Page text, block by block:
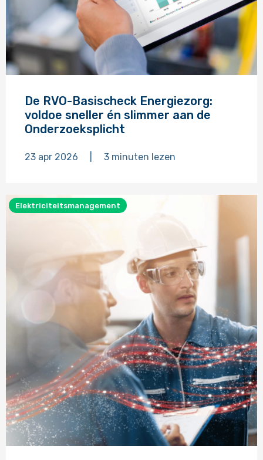
De RVO-Basischeck Energiezorg:
voldoe sneller én slimmer aan de
Onderzoeksplicht
23 apr 2026 3 minuten lezen
meer
Elektriciteitsmanagement